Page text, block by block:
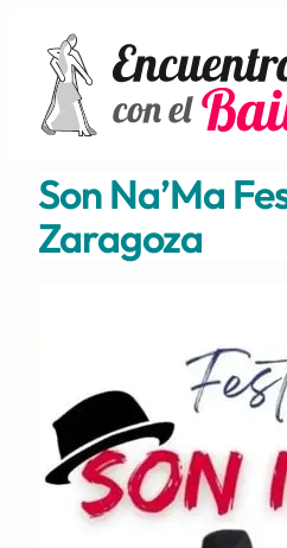
Son Na’Ma
Zaragoza